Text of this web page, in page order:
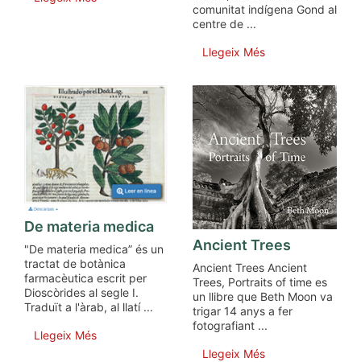
comunitat indígena Gond al
centre de ...
Llegeix Més
De materia medica
"De materia medica” és un
tractat de botànica
farmacèutica escrit per
Dioscòrides al segle I.
Traduït a l'àrab, al llatí ...
Llegeix Més
Ancient Trees
Ancient Trees Ancient
Trees, Portraits of time es
un llibre que Beth Moon va
trigar 14 anys a fer
fotografiant ...
Llegeix Més